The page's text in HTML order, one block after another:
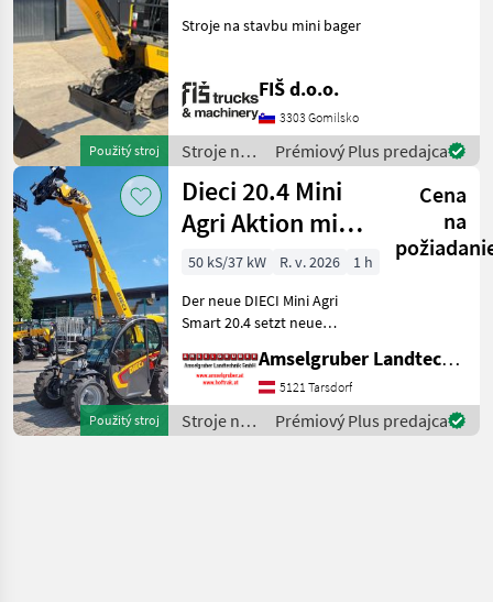
Použitý stroj
Stroje na stavbu mini bager
FIŠ d.o.o.
3303 Gomilsko
Stroje na
stavbu /
JCB
Prémiový Plus predajca
Použitý stroj
Dieci 20.4 Mini
Agri Aktion mit
Österreichpaket
Cena
na
50 kS/37 kW R. v. 2026
1 h
Der neue DIECI Mini Agri
Smart 20.4 setzt neue
Teleskopladermarkt. Stufe
5 Motor - -Größte Kabine
(Baugleich vom Modell 26.6
Mini Agri) -50
Amselgruber Landtechnik GmbH
5121 Tarsdorf
Stroje na
stavbu /
Prémiový Plus predajca